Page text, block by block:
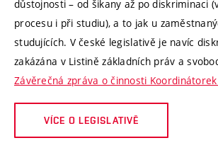
důstojnosti – od šikany až po diskriminaci
procesu i při studiu), a to jak u
studujících. V české legislativě je navíc
zakázána v Listině základních práv a
Závěrečná zpráva o činnosti
VÍCE O LEGISLATIVĚ